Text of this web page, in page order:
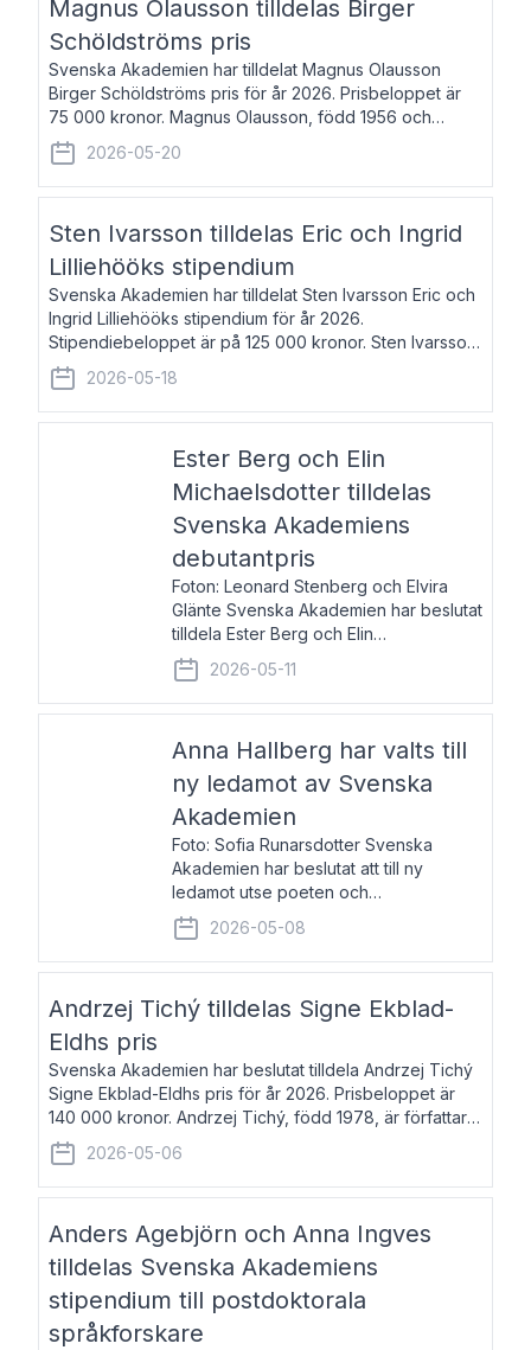
Magnus Olausson tilldelas Birger
Schöldströms pris
Svenska Akademien har tilldelat Magnus Olausson
Birger Schöldströms pris för år 2026. Prisbeloppet är
75 000 kronor. Magnus Olausson, född 1956 och
bosatt i Stockholm, är konstvetare, museiman och
hovman. Han disputerade 1993 vid Uppsala un
2026-05-20
Sten Ivarsson tilldelas Eric och Ingrid
Lilliehööks stipendium
Svenska Akademien har tilldelat Sten Ivarsson Eric och
Ingrid Lilliehööks stipendium för år 2026.
Stipendiebeloppet är på 125 000 kronor. Sten Ivarsson,
född 1979, är mediateksamordnare vid
Söderslättsgymnasiet i Trelleborg. Här har han på
2026-05-18
Ester Berg och Elin
Michaelsdotter tilldelas
Svenska Akademiens
debutantpris
Foton: Leonard Stenberg och Elvira
Glänte Svenska Akademien har beslutat
tilldela Ester Berg och Elin
Michaelsdotter Svenska Akademiens
debutantpris för år 2026. Priset är
nyinstiftat och syftar till att lyfta fram
2026-05-11
Anna Hallberg har valts till
ny ledamot av Svenska
Akademien
Foto: Sofia Runarsdotter Svenska
Akademien har beslutat att till ny
ledamot utse poeten och
litteraturkritikern Anna Hallberg. Hon
efterträder poeten Tua Forsström på
stol 18 och kommer att ta sitt inträde vid
2026-05-08
Andrzej Tichý tilldelas Signe Ekblad-
Eldhs pris
Svenska Akademien har beslutat tilldela Andrzej Tichý
Signe Ekblad-Eldhs pris för år 2026. Prisbeloppet är
140 000 kronor. Andrzej Tichý, född 1978, är författare
och kulturskribent. Han debuterade 2005 med den
lovordade romanen Sex liter l
2026-05-06
Anders Agebjörn och Anna Ingves
tilldelas Svenska Akademiens
stipendium till postdoktorala
språkforskare